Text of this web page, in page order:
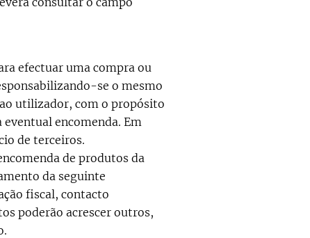
efectuar uma compra ou
se o mesmo
utilizador, com o propósito
encomenda. Em
de terceiros.
de produtos da
da seguinte
fiscal, contacto
poderão acrescer outros,